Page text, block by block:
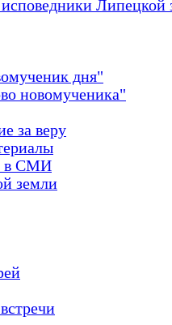
Липецкой
дня"
новомученика"
за веру
в СМИ
земли